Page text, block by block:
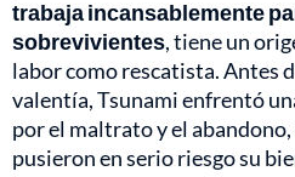
trabaja incansablemente
sobrevivientes, tiene un
labor como rescatista. Antes
valentía, Tsunami enfrentó
por el maltrato y el
pusieron en serio riesgo su